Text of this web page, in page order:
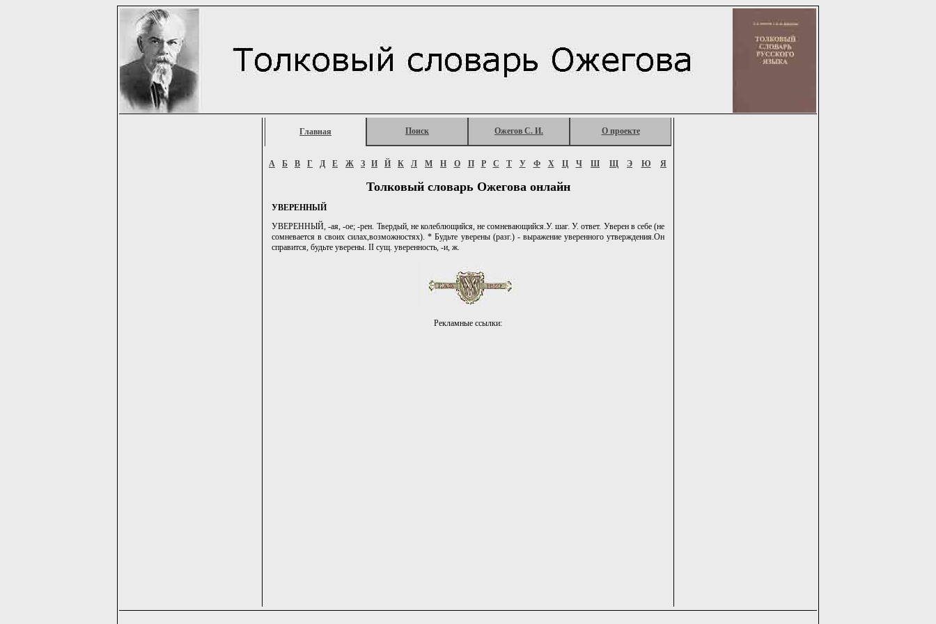
Главная Поиск Ожегов С. И. О проекте
А Б В Г Д Е Ж З И Й К Л М Н О П Р С Т У Ф Х Ц Ч Ш Щ Э Ю Я
Толковый словарь Ожегова онлайн
УВЕРЕННЫЙ
УВЕРЕННЫЙ, -ая, -ое; -рен. Твердый, не колеблющийся, не сомневающийся.У. шаг. У. ответ. Уверен в себе (не
сомневается в своих силах,возможностях). * Будьте уверены (разг.) - выражение уверенного утверждения.Он
справится, будьте уверены. II сущ. уверенность, -и, ж.
Рекламные ссылки: